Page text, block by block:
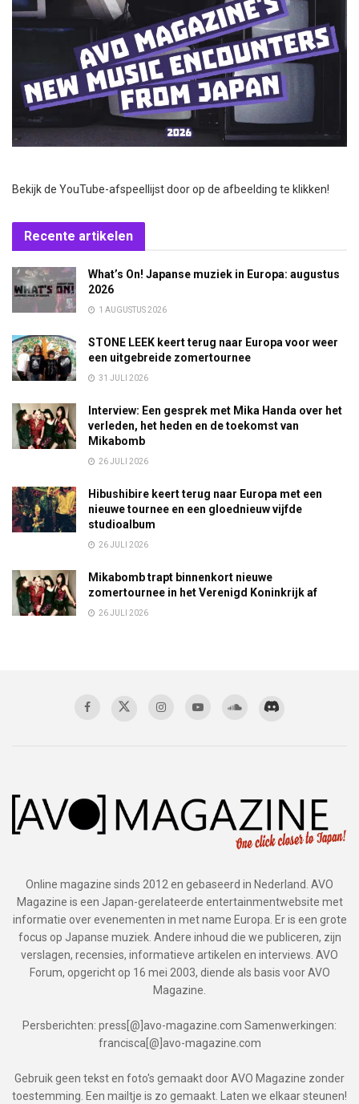
Bekijk de YouTube-afspeellijst door op de afbeelding te klikken!
Recente artikelen
What’s On! Japanse muziek in Europa: augustus
2026
1 AUGUSTUS 2026
STONE LEEK keert terug naar Europa voor weer
een uitgebreide zomertournee
31 JULI 2026
Interview: Een gesprek met Mika Handa over het
verleden, het heden en de toekomst van
Mikabomb
26 JULI 2026
Hibushibire keert terug naar Europa met een
nieuwe tournee en een gloednieuw vijfde
studioalbum
26 JULI 2026
Mikabomb trapt binnenkort nieuwe
zomertournee in het Verenigd Koninkrijk af
26 JULI 2026
Online magazine sinds 2012 en gebaseerd in Nederland. AVO
Magazine is een Japan-gerelateerde entertainmentwebsite met
informatie over evenementen in met name Europa. Er is een grote
focus op Japanse muziek. Andere inhoud die we publiceren, zijn
verslagen, recensies, informatieve artikelen en interviews. AVO
Forum, opgericht op 16 mei 2003, diende als basis voor AVO
Magazine.
Persberichten: press[@]avo-magazine.com Samenwerkingen:
francisca[@]avo-magazine.com
Gebruik geen tekst en foto's gemaakt door AVO Magazine zonder
toestemming. Een mailtje is zo gemaakt. Laten we elkaar steunen!